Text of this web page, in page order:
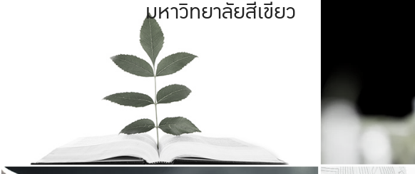
มหาวิทยาลัยสีเขียว